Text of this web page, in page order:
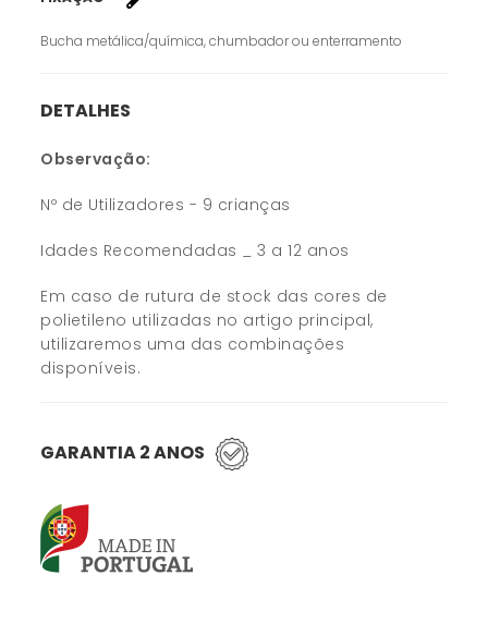
Bucha metálica/química, chumbador ou enterramento
DETALHES
Observação:
Nº de Utilizadores - 9 crianças
Idades Recomendadas _ 3 a 12 anos
Em caso de rutura de stock das cores de
polietileno utilizadas no artigo principal,
utilizaremos uma das combinações
disponíveis.
GARANTIA 2 ANOS